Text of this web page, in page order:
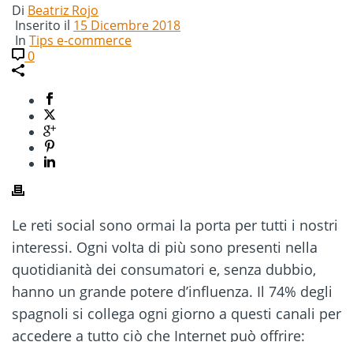
Di Beatriz Rojo
Inserito il 15 Dicembre 2018
In Tips e-commerce
0
Le reti social sono ormai la porta per tutti i nostri
interessi. Ogni volta di più sono presenti nella
quotidianità dei consumatori e, senza dubbio,
hanno un grande potere d’influenza. Il 74% degli
spagnoli si collega ogni giorno a questi canali per
accedere a tutto ciò che Internet può offrire: